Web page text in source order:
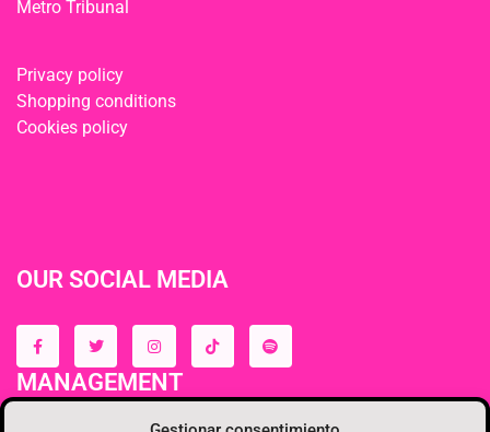
Metro Tribunal
Privacy policy
Shopping conditions
Cookies policy
OUR SOCIAL MEDIA
MANAGEMENT